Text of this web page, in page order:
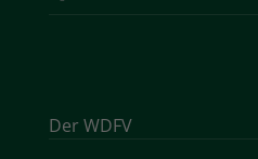
Der WDFV